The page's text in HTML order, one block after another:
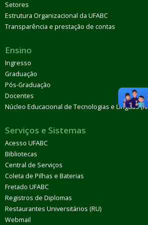
Setores
Estrutura Organizacional da UFABC
Transparência e prestação de contas
Ensino
Ingresso
Graduação
Pós-Graduação
Docentes
Núcleo Educacional de Tecnologias e Línguas
Serviços e Sistemas
Acesso UFABC
Bibliotecas
Central de Serviços
Coleta de Pilhas e Baterias
Fretado UFABC
Registros de Diplomas
Restaurantes Universitários (RU)
Webmail